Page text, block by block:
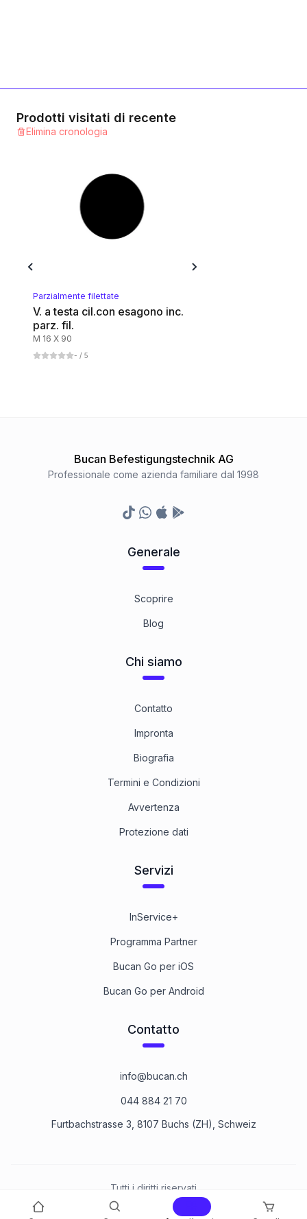
Prodotti visitati di recente
Elimina cronologia
Parzialmente filettate
V. a testa cil.con esagono inc.
parz. fil.
M 16 X 90
- / 5
Bucan Befestigungstechnik AG
Professionale come azienda familiare dal 1998
TikTokWhatsapp
Appstore
Google Play Store
Generale
Scoprire
Blog
Chi siamo
Contatto
Impronta
Biografia
Termini e Condizioni
Avvertenza
Protezione dati
Servizi
InService+
Programma Partner
Bucan Go per iOS
Bucan Go per Android
Contatto
info@bucan.ch
044 884 21 70
Furtbachstrasse 3, 8107 Buchs (ZH), Schweiz
Tutti i diritti riservati
Bucan Befestigungstechnik AG